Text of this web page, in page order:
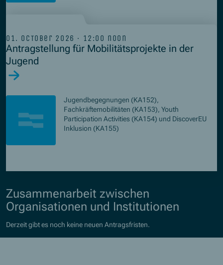
01. october 2026 · 12:00 noon
Antragstellung für Mobilitätsprojekte in der
Jugend
Jugendbegegnungen (KA152),
Fachkräftemobilitäten (KA153), Youth
Participation Activities (KA154) und DiscoverEU
Inklusion (KA155)
Zusammenarbeit zwischen
Organisationen und Institutionen
Derzeit gibt es noch keine neuen Antragsfristen.